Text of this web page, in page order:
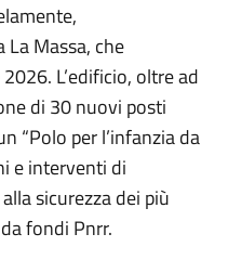
Massa, che
L’edificio, oltre ad
di 30 nuovi posti
“Polo per l’infanzia da
e interventi di
sicurezza dei più
fondi Pnrr.